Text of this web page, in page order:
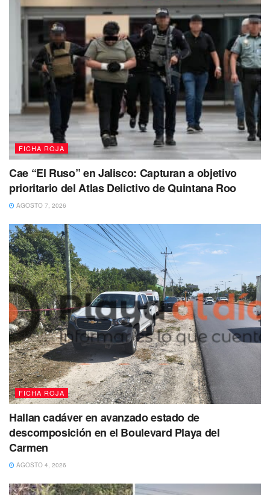
armados con un arma de fuego, amenazando al pagador
para que les entregará los sobres con dinero; tras acceder,
los sujetos abandonaron el lugar y el personal de la obra
solicitó apoyo a una patrulla, por lo que se lleva a cabo la
búsqueda y persecución.
Durante la audiencia, el juez de control decretó la legal
detención y retención de los imputados, por su probable
participación en el delito de extorsión y fue hasta que los
inspeccionaron cuando les encontraron enervantes, por lo
que también fueron imputados por delitos contra la salud.
FICHA ROJA
Cae “El Ruso” en Jalisco: Capturan a objetivo
prioritario del Atlas Delictivo de Quintana Roo
AGOSTO 7, 2026
FICHA ROJA
Hallan cadáver en avanzado estado de
descomposición en el Boulevard Playa del
Carmen
AGOSTO 4, 2026